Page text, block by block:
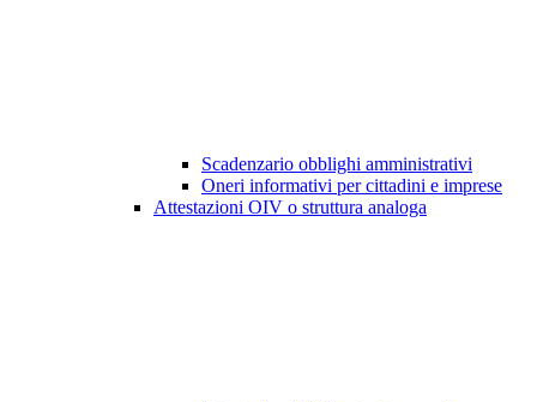
Scadenzario obblighi amministrativi
Oneri informativi per cittadini e imprese
Attestazioni OIV o struttura analoga